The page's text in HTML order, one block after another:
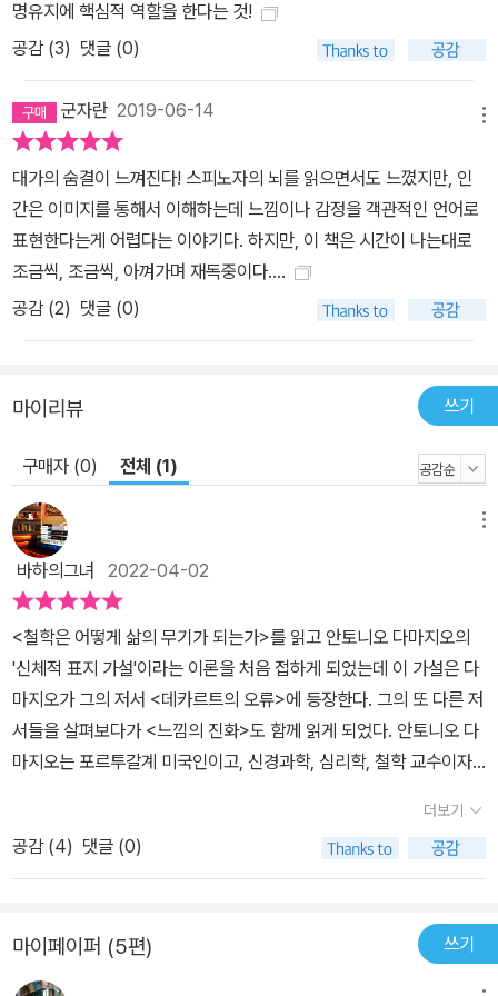
이러한 주장이 놀라운 이유도 진화적 관점에서 리처드 도킨스로 대표
되는 ‘복제자 먼저replicator first’ 이론과 반대의 논의를 펼치고 있
기 때문이다. 2부 「문화적 마음의 형성」에서는 인간의 지성을 가능하
게 했던 신경계와 뇌의 작용을 주로 다룬다. 항상성의 작용이 지능을
만나면, 다양한 자극의 특징을 지도화한 뇌 작용의 결과물을 토대로
이미지를 창조하고 ‘마음’을 구성하게 된다. 다마지오는 신경계가 하
는 수많은 기능 중에서 가장 중요한 것이 이 ‘지도 만들기’라고 주장한
다. 전통적으로 신경계가 시각이나 사고 과정을 처리하듯 느낌을 처
리한다는 가정이 우세했지만, 우리의 몸과 신경계는 분리할 수 없이
서로 얽히고설켜 있고 그 복잡한 과정을 통해 형성된 지도가 곧 마음
근육의 긴장도, 심장의 맥박, 다양한 내분비 활동 등의 신체적 변화가
통합”되어 나타난다. 그렇게 “환경적 맥락과 과거의 기억, 여러 상황
등이 종합적으로 나타나면서 복잡다단한 감정을 유발한다.” 3부 「문
화적 마음의 작용」에서는 느낌과 항상성이 어떻게 문화적 도구를 생
성하는 것에 영향을 미치는지를 다룬다. 1·2부에서 다룬 조정자로서
의 느낌과 항상성 작용이 문화에서도 발휘되어 왔음을 설명한다. 문
화적 현상들이 지금까지 살아남은 것은 그 현상들이 유용한 기능적인
목표를 성취함에 따라 문화적 진화 과정에서 선택되었기 때문이다.
다마지오는 종교적 믿음, 도덕성, 정치적 관리 체계를 예로 들며, 문화
의 목표는 “고통을 줄이는 것”이고 그로써 “유기체가 영향을 받는 과
정을 재조정하고 제약을 가해 항상성을 회복”하려는 특성을 가진다
고 주장한다. 예술, 철학, 과학도 느낌과 항상성 상태를 이용한다. “고
도로 잘 보존된 신경화학 메커니즘을 이용해 스트레스를 줄이고, 쾌
의 주장에 따르면 결국 머나 먼 과거부터 현재와 미래까지 지속하는
진화』에서 안토니오 다마지오는 생명과 문화 현상에 대한 새로운 관
점을 넘어서 현재 우리가 일상적으로 지니고 있는 사고 체계를 뒤집
명유지에 핵심적 역할을 한다는 것!
공감 (3) 댓글 (0)
군자란 2019-06-14
대가의 숨결이 느껴진다! 스피노자의 뇌를 읽으면서도 느꼈지만, 인
간은 이미지를 통해서 이해하는데 느낌이나 감정을 객관적인 언어로
표현한다는게 어렵다는 이야기다. 하지만, 이 책은 시간이 나는대로
조금씩, 조금씩, 아껴가며 재독중이다....
공감 (2) 댓글 (0)
마이리뷰 쓰기
구매자 (0) 전체 (1)
바하의그녀 2022-04-02
<철학은 어떻게 삶의 무기가 되는가>를 읽고 안토니오 다마지오의
'신체적 표지 가설'이라는 이론을 처음 접하게 되었는데 이 가설은 다
마지오가 그의 저서 <데카르트의 오류>에 등장한다. 그의 또 다른 저
서들을 살펴보다가 <느낌의 진화>도 함께 읽게 되었다. 안토니오 다
마지오는 포르투갈계 미국인이고, 신경과학, 심리학, 철학 교수이자
등에 대한 열의로 감정이 의사결정에서 차지하는 역할에 대한 연구를
주로 해 왔다. 이것이 '신체적 표지 가설'의 밑바탕이 된 것이다.​데카
르트는 정신과 몸은 각각의 독립된 개체로 보아야 한다는 '심신이원
지적했고 그것을 뇌과학으로 설명하려 했다. 그의 저서 <데카르트의
오류>에 나오는 예를 들어보자. 엘리엇이라는 30대 남자가 뇌종양으
더보기
공감 (4) 댓글 (0)
마이페이퍼 (5편) 쓰기